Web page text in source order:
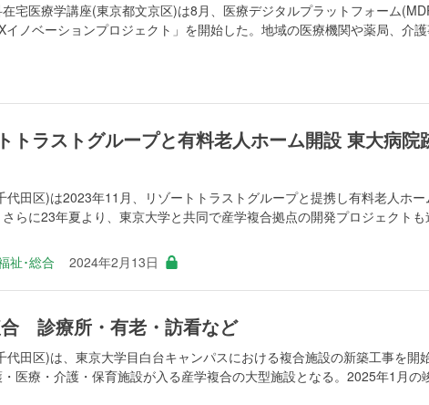
宅医療学講座(東京都文京区)は8月、医療デジタルプラットフォーム
イノベーションプロジェクト」を開始した。地域の医療機関や薬局、介
トラストグループと有料老人ホーム開設 東大病院
代田区)は2023年11月、リゾートトラストグループと提携し有料老人ホー
らに23年夏より、東京大学と共同で産学複合拠点の開発プロジェクトも
祉･総合 2024年2月13日
診療所・有老・訪看など
代田区)は、東京大学目白台キャンパスにおける複合施設の新築工事を開
医療・介護・保育施設が入る産学複合の大型施設となる。2025年1月の